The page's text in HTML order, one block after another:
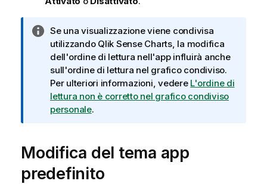
N
o
t
a
i
n
f
m
a
t
Se una visualizzazione viene condivisa
utilizzando Qlik SenseCharts, la modifica
dell'ordine di lettura nell'app influirà anche
sull'ordine di lettura nel grafico condiviso.
Per ulteriori informazioni, vedere L'ordine di
lettura non è corretto nel grafico condiviso
personale.
Modifica del tema app
predefinito